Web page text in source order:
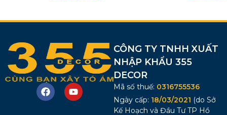
CÔNG TY TNHH XUẤT
NHẬP KHẨU 355
DECOR
Mã số thuế: 0316755536
Ngày cấp: 18/03/2021 (do Sở
Kế Hoạch và Đầu Tư TP Hồ